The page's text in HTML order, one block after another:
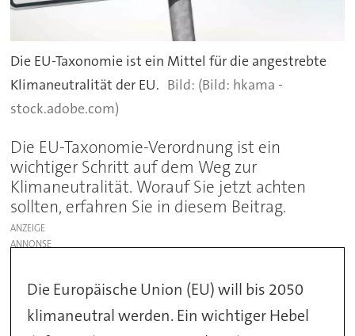
Die EU-Taxonomie ist ein Mittel für die angestrebte
Klimaneutralität der EU.
(Bild: hkama -
stock.adobe.com)
Die EU-Taxonomie-Verordnung ist ein
wichtiger Schritt auf dem Weg zur
Klimaneutralität. Worauf Sie jetzt achten
sollten, erfahren Sie in diesem Beitrag.
ANZEIGE
Die Europäische Union (EU) will bis 2050
klimaneutral werden. Ein wichtiger Hebel